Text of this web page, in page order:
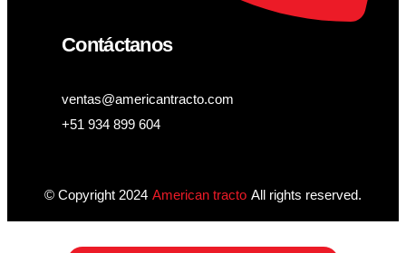
Contáctanos
ventas@americantracto.com
+51 934 899 604
© Copyright 2024 American tracto All rights reserved.